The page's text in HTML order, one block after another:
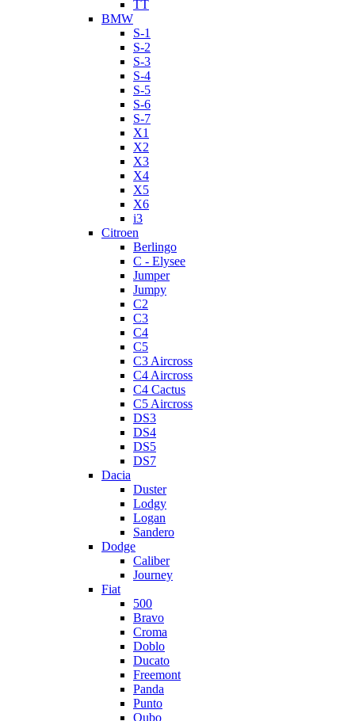
TT
BMW
S-1
S-2
S-3
S-4
S-5
S-6
S-7
X1
X2
X3
X4
X5
X6
i3
Citroen
Berlingo
C - Elysee
Jumper
Jumpy
C2
C3
C4
C5
C3 Aircross
C4 Aircross
C4 Cactus
C5 Aircross
DS3
DS4
DS5
DS7
Dacia
Duster
Lodgy
Logan
Sandero
Dodge
Caliber
Journey
Fiat
500
Bravo
Croma
Doblo
Ducato
Freemont
Panda
Punto
Qubo